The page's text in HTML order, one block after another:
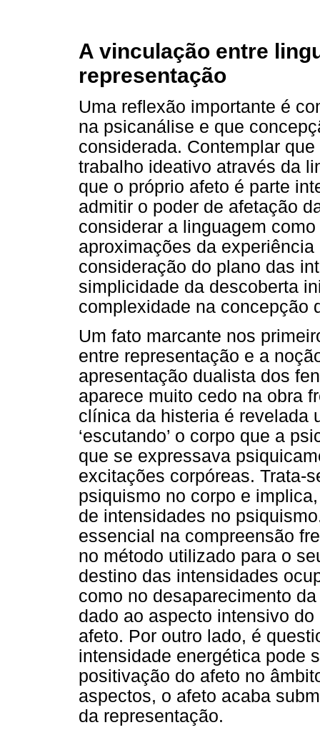
A vinculação entre
representação
Uma reflexão importante é
na psicanálise e que
considerada. Contemplar
trabalho ideativo através da
que o próprio afeto é parte
admitir o poder de afetação
considerar a linguagem
aproximações da
consideração do plano das
simplicidade da descoberta
complexidade na concepção
Um fato marcante nos
entre representação e a
apresentação dualista dos
aparece muito cedo na obra
clínica da histeria é revelada
‘escutando’ o corpo que a
que se expressava
excitações corpóreas. Trata-
psiquismo no corpo e
de intensidades no
essencial na compreensão
no método utilizado para o
destino das intensidades
como no desaparecimento
dado ao aspecto intensivo
afeto. Por outro lado, é
intensidade energética pode
positivação do afeto no
aspectos, o afeto acaba
da representação.